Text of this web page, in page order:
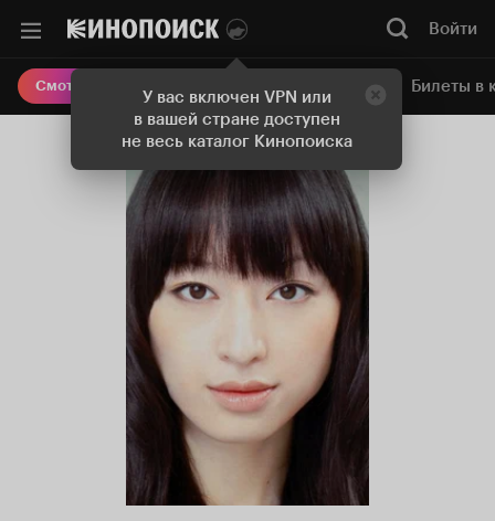
У вас включен VPN или
в вашей стране доступен
не весь каталог Кинопоиска
Войти
Смотреть кино Онлайн-кинотеатр Билеты в